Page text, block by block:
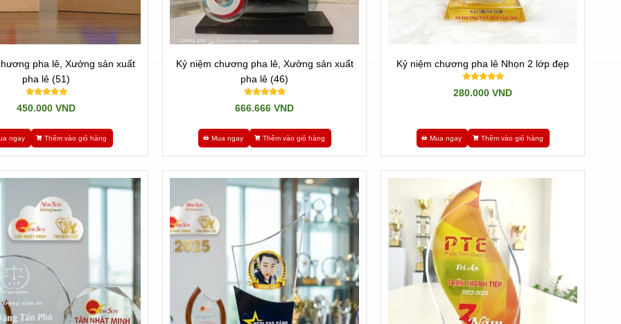
pha lê, Xưởng sản xuất
pha lê (51)
450.000 VND
ngay Thêm vào giỏ hàng
Kỷ niệm chương pha lê, Xưởng sản xuất
pha lê (46)
666.666 VND
Mua ngay Thêm vào giỏ hàng
Kỷ niệm chương pha lê Nhọn 2 lớp đẹp
280.000 VND
Mua ngay Thêm vào giỏ hàng